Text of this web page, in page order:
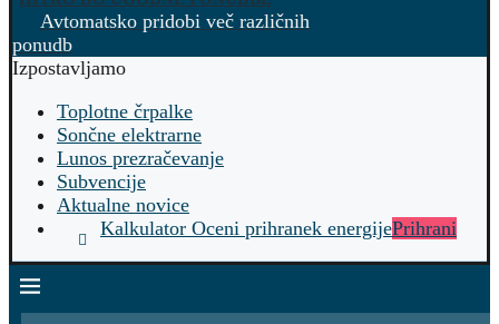
Avtomatsko pridobi več različnih
ponudb
Izpostavljamo
Toplotne črpalke
Sončne elektrarne
Lunos prezračevanje
Subvencije
Aktualne novice
Kalkulator Oceni prihranek energijePrihrani